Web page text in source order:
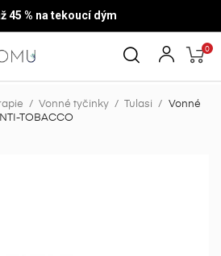
45 % na tekoucí dým
0
Vonné tyčinky Tulasi
Vonné
TOBACCO